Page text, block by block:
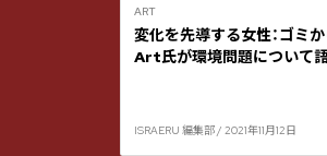
ART
変化を先導する女性：ゴミ
Art氏が環境問題について
ISRAERU 編集部 / 2021年11月12日